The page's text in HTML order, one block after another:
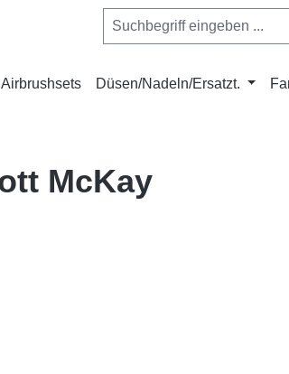
Airbrushsets Düsen/Nadeln/Ersatzt.
McKay